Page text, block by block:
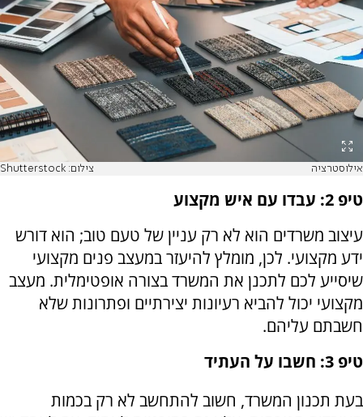
אילוסטרציה צילום: Shutterstock
טיפ 2: עבדו עם איש מקצוע
עיצוב משרדים הוא לא רק עניין של טעם טוב; הוא דורש
ידע מקצועי. לכן, מומלץ להיעזר במעצב פנים מקצועי
שיסייע לכם לתכנן את המשרד בצורה אופטימלית. מעצב
מקצועי יכול להביא רעיונות יצירתיים ופתרונות שלא
חשבתם עליהם.
טיפ 3: חשבו על העתיד
בעת תכנון המשרד, חשוב להתחשב לא רק בכמות